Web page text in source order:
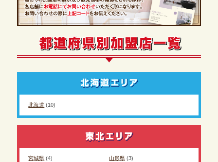
北海道 (10)
宮城県 (4) 山形県(3)